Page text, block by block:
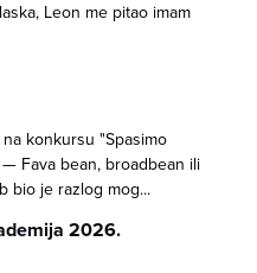
Leon me pitao imam
konkursu "Spasimo
Fava bean, broadbean ili
bio je razlog mog...
2026.